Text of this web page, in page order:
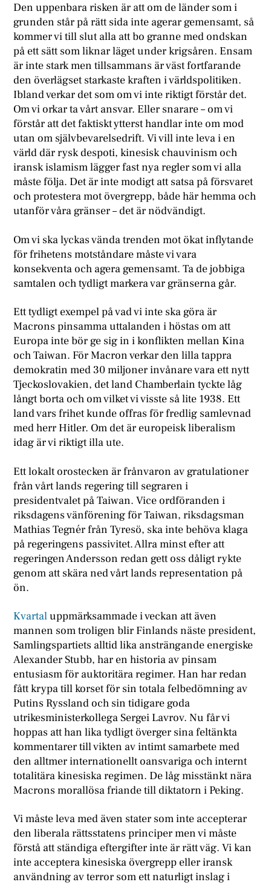
Den uppenbara risken är att om de länder som i
grunden står på rätt sida inte agerar gemensamt, så
kommer vi till slut alla att bo granne med ondskan
på ett sätt som liknar läget under krigsåren. Ensam
är inte stark men tillsammans är väst fortfarande
den överlägset starkaste kraften i världspolitiken.
Ibland verkar det som om vi inte riktigt förstår det.
Om vi orkar ta vårt ansvar. Eller snarare – om vi
förstår att det faktiskt ytterst handlar inte om mod
utan om självbevarelsedrift. Vi vill inte leva i en
värld där rysk despoti, kinesisk chauvinism och
iransk islamism lägger fast nya regler som vi alla
måste följa. Det är inte modigt att satsa på försvaret
och protestera mot övergrepp, både här hemma och
utanför våra gränser – det är nödvändigt.
Om vi ska lyckas vända trenden mot ökat inflytande
för frihetens motståndare måste vi vara
konsekventa och agera gemensamt. Ta de jobbiga
samtalen och tydligt markera var gränserna går.
Ett tydligt exempel på vad vi inte ska göra är
Macrons pinsamma uttalanden i höstas om att
Europa inte bör ge sig in i konflikten mellan Kina
och Taiwan. För Macron verkar den lilla tappra
demokratin med 30 miljoner invånare vara ett nytt
Tjeckoslovakien, det land Chamberlain tyckte låg
långt borta och om vilket vi visste så lite 1938. Ett
land vars frihet kunde offras för fredlig samlevnad
med herr Hitler. Om det är europeisk liberalism
idag är vi riktigt illa ute.
Ett lokalt orostecken är frånvaron av gratulationer
från vårt lands regering till segraren i
presidentvalet på Taiwan. Vice ordföranden i
riksdagens vänförening för Taiwan, riksdagsman
Mathias Tegnér från Tyresö, ska inte behöva klaga
på regeringens passivitet. Allra minst efter att
regeringen Andersson redan gett oss dåligt rykte
genom att skära ned vårt lands representation på
ön.
Kvartaluppmärksammade i veckan att även
mannen som troligen blir Finlands näste president,
Samlingspartiets alltid lika ansträngande energiske
Alexander Stubb, har en historia av pinsam
entusiasm för auktoritära regimer. Han har redan
fått krypa till korset för sin totala felbedömning av
Putins Ryssland och sin tidigare goda
utrikesministerkollega Sergei Lavrov. Nu får vi
hoppas att han lika tydligt överger sina feltänkta
kommentarer till vikten av intimt samarbete med
den alltmer internationellt oansvariga och internt
totalitära kinesiska regimen. De låg misstänkt nära
Macrons morallösa friande till diktatorn i Peking.
Vi måste leva med även stater som inte accepterar
den liberala rättsstatens principer men vi måste
förstå att ständiga eftergifter inte är rätt väg. Vi kan
inte acceptera kinesiska övergrepp eller iransk
användning av terror som ett naturligt inslag i